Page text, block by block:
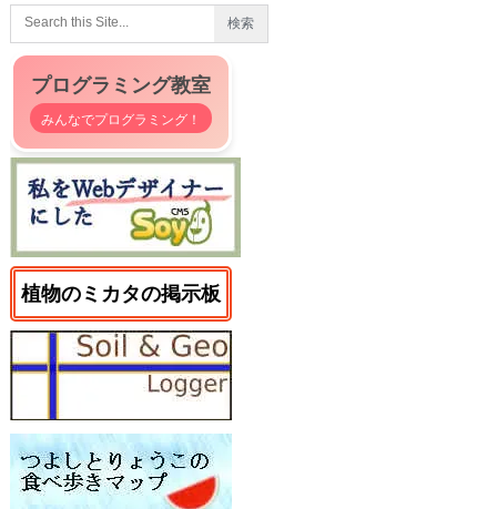
プログラミング教室
みんなでプログラミング！
植物のミカタの掲示板